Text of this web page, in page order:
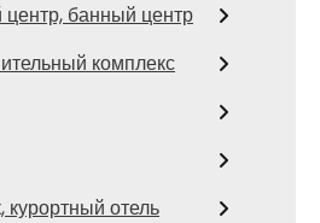
банный центр
комплекс
отель